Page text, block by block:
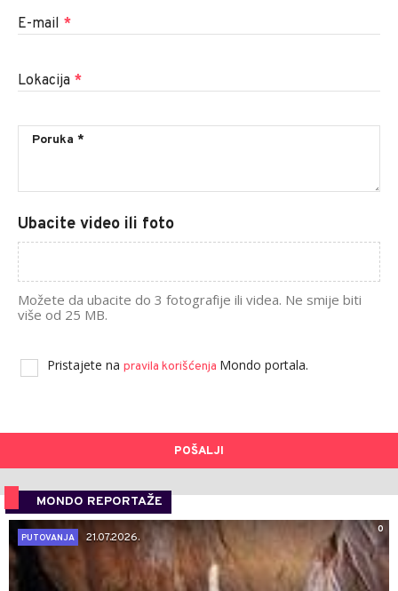
E-mail *
Lokacija *
Ubacite video ili foto
Možete da ubacite do 3 fotografije ili videa. Ne smije biti
više od 25 MB.
Pristajete na pravila korišćenja Mondo portala.
POŠALJI
MONDO REPORTAŽE
0
PUTOVANJA
21.07.2026.